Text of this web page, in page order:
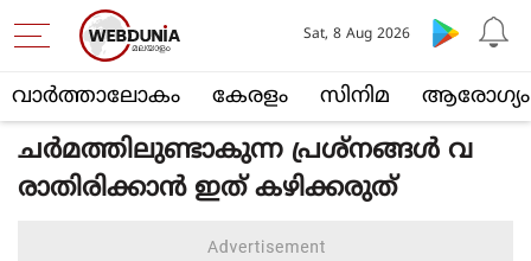
വാര്‍ത്താലോകം കേരളം സിനിമ ആരോഗ്യം
Sat, 8 Aug 2026
ചര്‍മത്തിലുണ്ടാകുന്ന പ്രശ്‌നങ്ങള്‍ വ
രാതിരിക്കാന്‍ ഇത് കഴിക്കരുത്